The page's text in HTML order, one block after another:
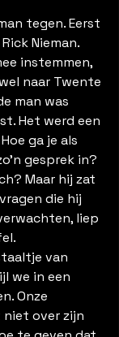
tegen. Eerst
Nieman.
instemmen,
naar Twente
man was
Het werd een
ga je als
gesprek in?
Maar hij zat
die hij
liep
van
we in een
Onze
over zijn